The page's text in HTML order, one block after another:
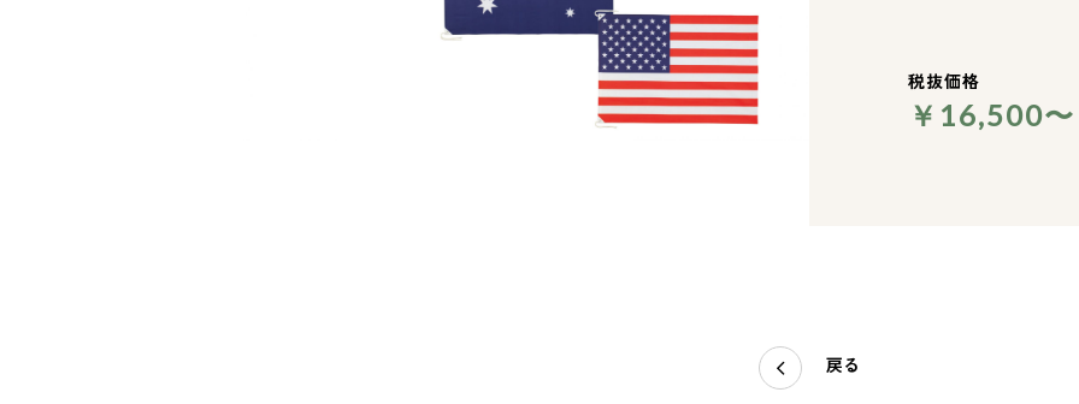
税抜価格
￥16,500〜
戻る